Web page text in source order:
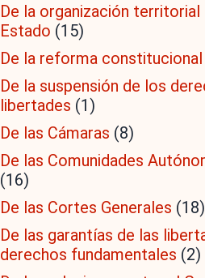
De la organización territorial
Estado (15)
De la reforma constitucional
De la suspensión de los
libertades (1)
De las Cámaras (8)
De las Comunidades
(16)
De las Cortes Generales (18)
De las garantías de las
derechos fundamentales (2)